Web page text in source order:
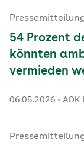
54 Prozent
könnten
vermieden
06.05.2026 AOK